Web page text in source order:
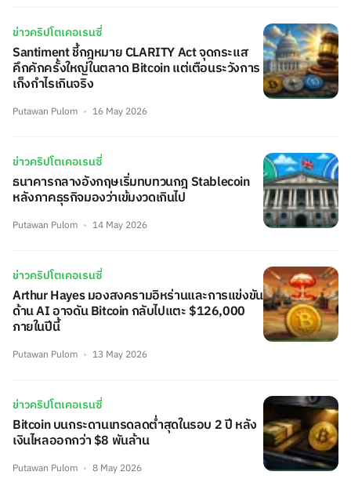
ข่าวคริปโตเคอเรนซี่
Santiment ชี้กฎหมาย CLARITY Act จุดกระแส
คึกคักครั้งใหญ่ในตลาด Bitcoin แต่เตือนระวังการ
เก็งกำไรเกินจริง
Putawan Pulom 16 May 2026
ข่าวคริปโตเคอเรนซี่
ธนาคารกลางอังกฤษเริ่มทบทวนกฎ Stablecoin
หลังภาคธุรกิจมองว่าเข้มงวดเกินไป
Putawan Pulom 14 May 2026
ข่าวคริปโตเคอเรนซี่
Arthur Hayes มองสงครามอิหร่านและการแข่งขัน
ด้าน AI อาจดัน Bitcoin กลับไปแตะ $126,000
ภายในปีนี้
Putawan Pulom 13 May 2026
ข่าวคริปโตเคอเรนซี่
Bitcoin บนกระดานเทรดลดต่ำสุดในรอบ 2 ปี หลัง
เงินไหลออกกว่า $8 พันล้าน
Putawan Pulom 8 May 2026